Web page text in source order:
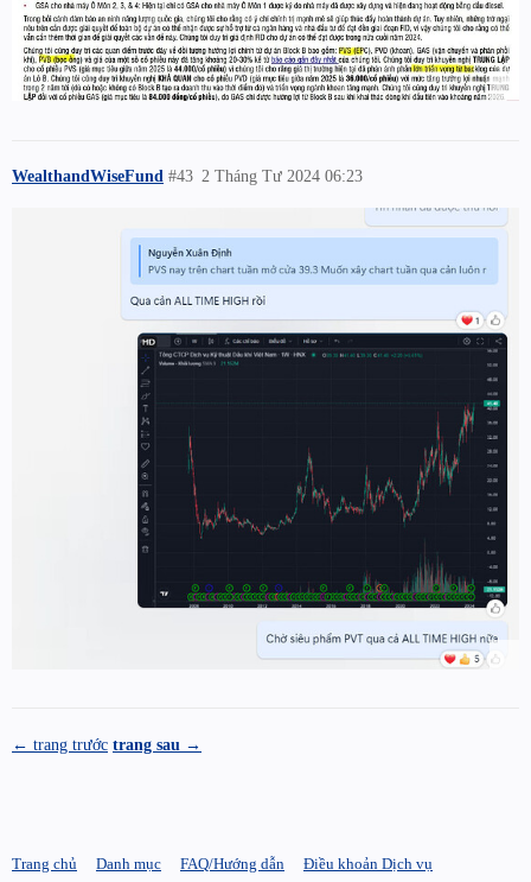
WealthandWiseFund 2 Tháng Tư 2024 06:23
#43
← trang trước trang sau →
Trang chủ Danh mục FAQ/Hướng dẫn Điều khoản Dịch vụ